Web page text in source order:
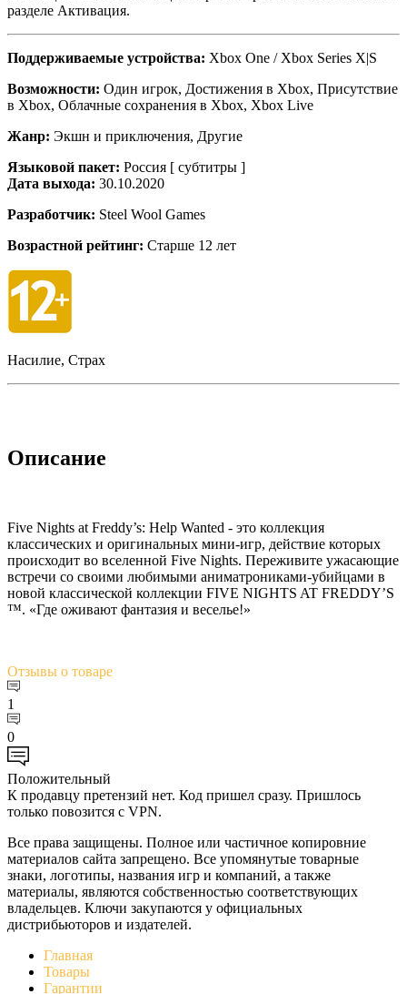
разделе Активация.
Поддерживаемые устройства: Xbox One / Xbox Series X|S
Возможности: Один игрок, Достижения в Xbox, Присутствие
в Xbox, Облачные сохранения в Xbox, Xbox Live
Жанр: Экшн и приключения, Другие
Языковой пакет: Россия [ субтитры ]
Дата выхода: 30.10.2020
Разработчик: Steel Wool Games
Возрастной рейтинг: Старше 12 лет
Насилие, Страх
Описание
Five Nights at Freddy’s: Help Wanted - это коллекция
классических и оригинальных мини-игр, действие которых
происходит во вселенной Five Nights. Переживите ужасающие
встречи со своими любимыми аниматрониками-убийцами в
новой классической коллекции FIVE NIGHTS AT FREDDY’S
™. «Где оживают фантазия и веселье!»
Отзывы о товаре
1
0
Положительный
К продавцу претензий нет. Код пришел сразу. Пришлось
только повозится с VPN.
Все права защищены. Полное или частичное копировние
материалов сайта запрещено. Все упомянутые товарные
знаки, логотипы, названия игр и компаний, а также
материалы, являются собственностью соответствующих
владельцев. Ключи закупаются у официальных
дистрибьюторов и издателей.
Главная
Товары
Гарантии